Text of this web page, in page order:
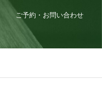
ご予約・お問い合わせ